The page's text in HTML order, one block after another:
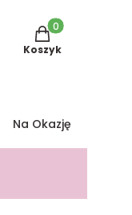
Produkty w
Koszyk
Na Okazję